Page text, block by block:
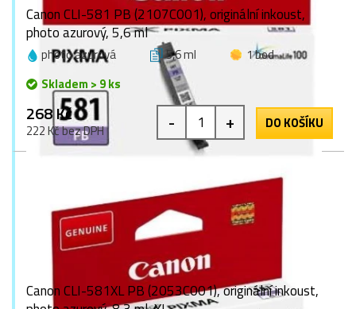
Canon CLI-581 PB (2107C001), originální inkoust,
photo azurový, 5,6 ml
photo azurová 5,6 ml
1 bod
Skladem > 9 ks
268 Kč
222 Kč bez DPH - + DO KOŠÍKU
Canon CLI-581XL PB (2053C001), originální inkoust,